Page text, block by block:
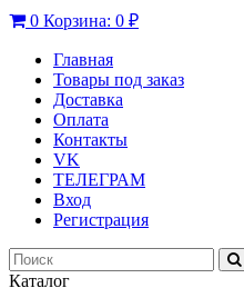
0 Корзина: 0 ₽
Главная
Товары под заказ
Доставка
Оплата
Контакты
VK
ТЕЛЕГРАМ
Вход
Регистрация
Каталог